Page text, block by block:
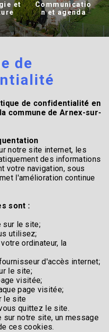
et
Communicatio
n et agenda
de
de confidentialité en
commune de Arnex-sur-
notre site internet, les
des informations
votre navigation, sous
l'amélioration continue
sont :
sur le site;
utilisez;
ordinateur, la
d'accès internet;
le site;
visitée;
page visitée;
le site
quittez le site.
notre site, un message
ces cookies.